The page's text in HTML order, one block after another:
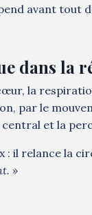
avant tout
dans la
la
par le
et la
: il relance la
»